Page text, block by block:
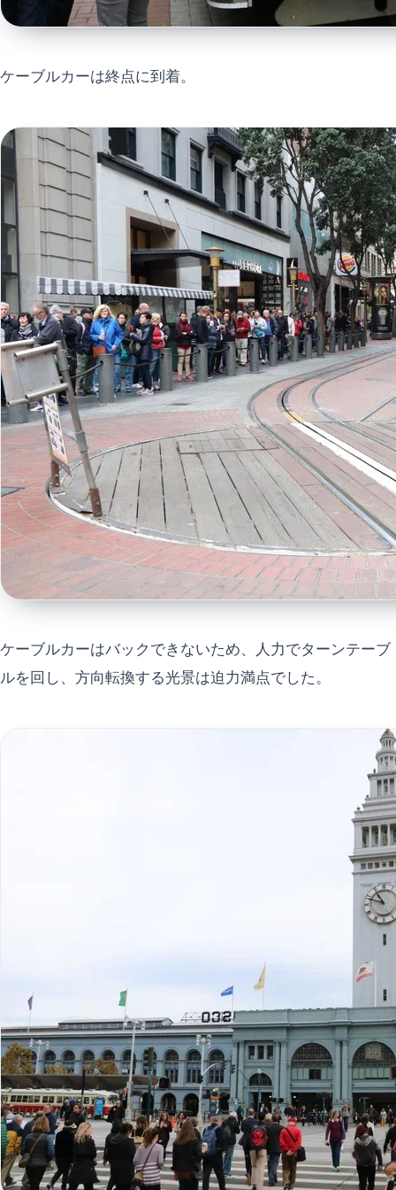
ケーブルカーは終点に到着。
ケーブルカーはバックできないため、人力でターンテーブ
ルを回し、方向転換する光景は迫力満点でした。